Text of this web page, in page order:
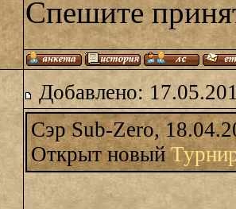
Спешите
Добавлено:
Сэр Sub-Zero,
Открыт новый